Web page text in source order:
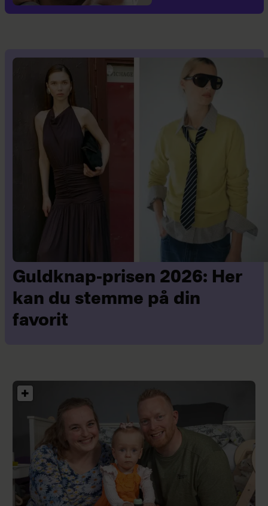
Guldknap-prisen 2026: Her
kan du stemme på din
favorit